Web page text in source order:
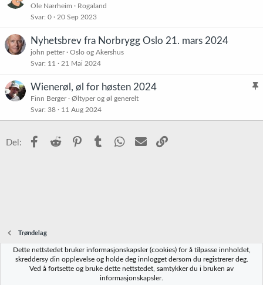
Ole Nærheim
Rogaland
Svar 0 20 Sep 2023
Nyhetsbrev fra Norbrygg Oslo 21. mars 2024
john petter
Oslo og Akershus
Svar 11 21 Mai 2024
K
s
Wienerøl, øl for høsten 2024
Finn Berger
Øltyper og øl generelt
Svar 38 11 Aug 2024
Del: Facebook
Reddit PinterestTumblr WhatsApp
E-post
Trøndelag
Norbrygg-default
Vilkår og regler Personvernregler
Dette nettstedet bruker informasjonskapsler (cookies) for å tilpasse innholdet,
skreddersy din opplevelse og holde deg innlogget dersom du registrerer deg.
Ved å fortsette og bruke dette nettstedet, samtykker du i bruken av
informasjonskapsler.